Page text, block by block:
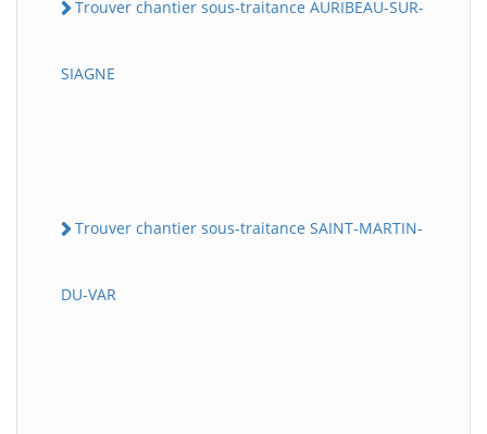
Trouver chantier sous-traitance AURIBEAU-SUR-
SIAGNE
Trouver chantier sous-traitance SAINT-MARTIN-
DU-VAR